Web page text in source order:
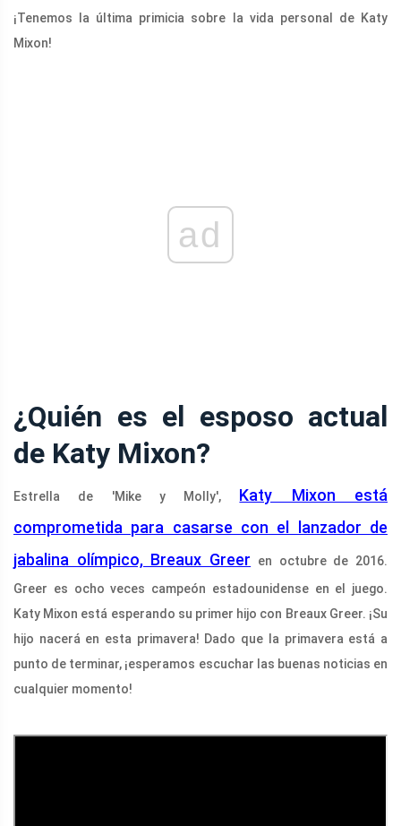
¡Tenemos la última primicia sobre la vida personal de Katy
Mixon!
ad
¿Quién es el esposo actual
de Katy Mixon?
Estrella de 'Mike y Molly', Katy Mixon está
comprometida para casarse con el lanzador de
jabalina olímpico, Breaux Greer en octubre de 2016.
Greer es ocho veces campeón estadounidense en el juego.
Katy Mixon está esperando su primer hijo con Breaux Greer. ¡Su
hijo nacerá en esta primavera! Dado que la primavera está a
punto de terminar, ¡esperamos escuchar las buenas noticias en
cualquier momento!